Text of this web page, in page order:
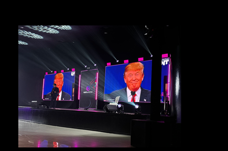
imersiva, com o tema VIKING,
combinando inovação, energia e uma
atmosfera única para todos os
participantes.